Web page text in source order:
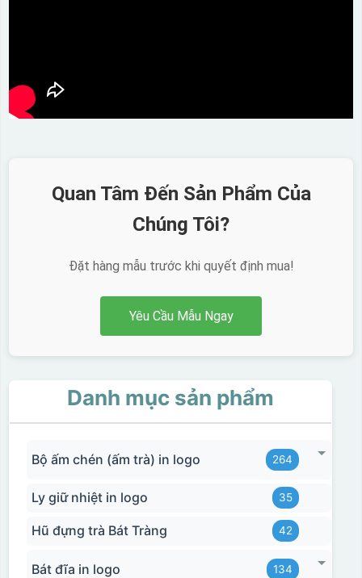
Quan Tâm Đến Sản Phẩm Của
Chúng Tôi?
Đặt hàng mẫu trước khi quyết định mua!
Yêu Cầu Mẫu Ngay
Danh mục sản phẩm
Bộ ấm chén (ấm trà) in logo 264
Ly giữ nhiệt in logo 35
Hũ đựng trà Bát Tràng 42
Bát đĩa in logo 134